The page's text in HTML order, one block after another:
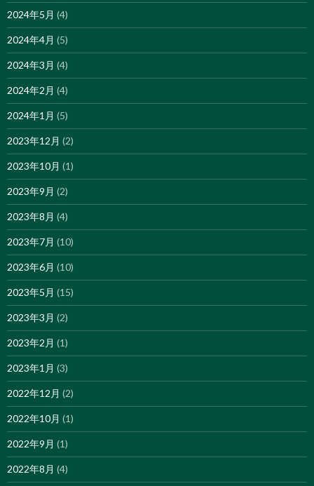
2024年5月 (4)
2024年4月 (5)
2024年3月 (4)
2024年2月 (4)
2024年1月 (5)
2023年12月 (2)
2023年10月 (1)
2023年9月 (2)
2023年8月 (4)
2023年7月 (10)
2023年6月 (10)
2023年5月 (15)
2023年3月 (2)
2023年2月 (1)
2023年1月 (3)
2022年12月 (2)
2022年10月 (1)
2022年9月 (1)
2022年8月 (4)